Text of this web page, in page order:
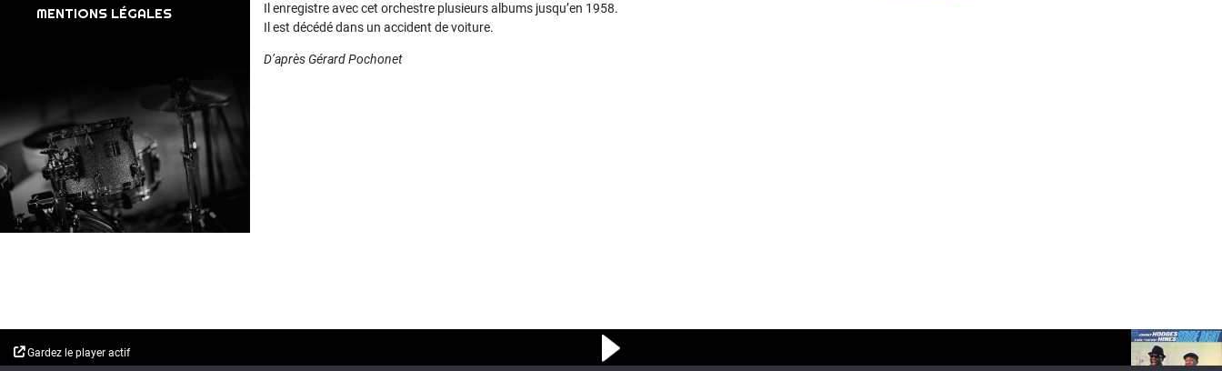
MENTIONS LÉGALES
Il enregistre avec cet orchestre plusieurs albums jusqu’en 1958.
Il est décédé dans un accident de voiture.
D’après Gérard Pochonet
Gardez le player actif